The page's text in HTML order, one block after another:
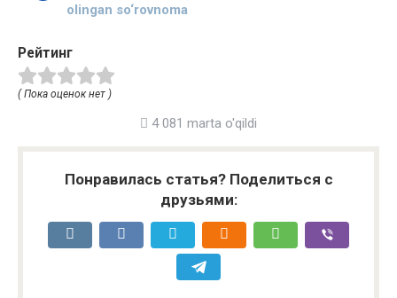
olingan so‘rovnoma
Рейтинг
( Пока оценок нет )
4 081 marta o'qildi
Понравилась статья? Поделиться с
друзьями: